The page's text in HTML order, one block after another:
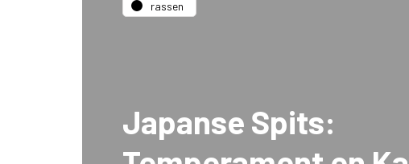
rassen
Japanse Spits: